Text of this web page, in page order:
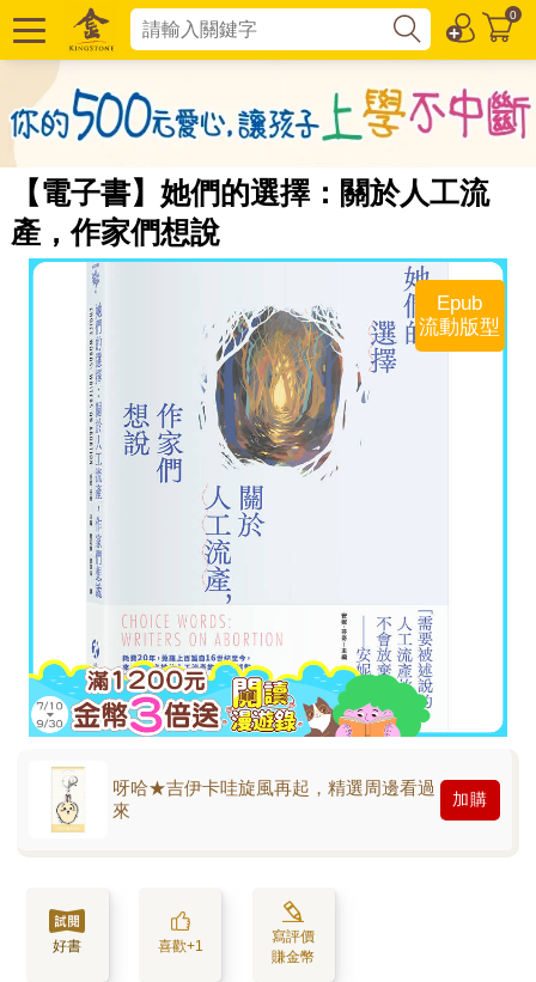
0
【電子書】她們的選擇：關於人工流
產，作家們想說
Epub
流動版型
呀哈★吉伊卡哇旋風再起，精選周邊看過
來
加購
好書 喜歡+1
寫評價
賺金幣